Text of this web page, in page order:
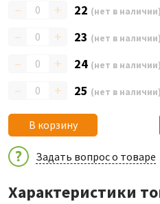
– + 22 (нет в наличии)
– + 23 (нет в наличии)
– + 24 (нет в наличии)
– + 25 (нет в наличии)
В корзину
Задать вопрос о товаре
Характеристики